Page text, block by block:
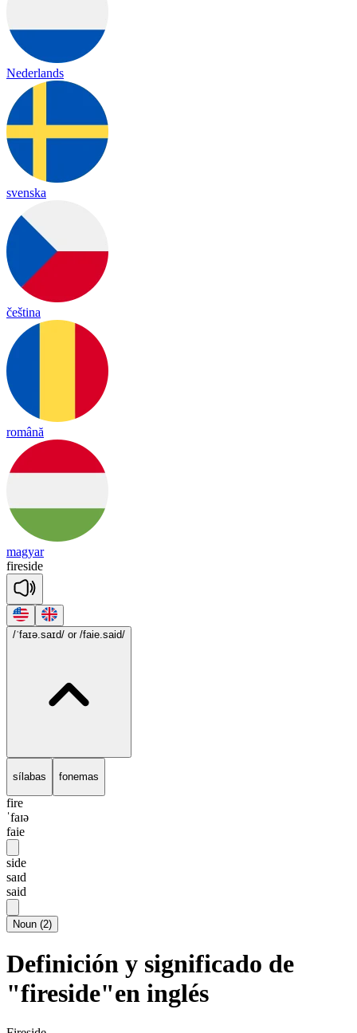
Nederlands
svenska
čeština
română
magyar
fireside
/ˈfaɪə.saɪd/ or /faie.said/
sílabas fonemas
fire
ˈfaɪə
faie
side
saɪd
said
Noun (2)
Definición y significado de
"fireside"en inglés